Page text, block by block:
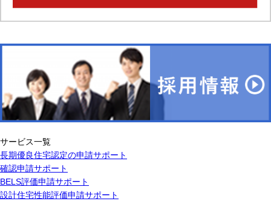
サービス一覧
長期優良住宅認定の申請サポート
確認申請サポート
BELS評価申請サポート
設計住宅性能評価申請サポート